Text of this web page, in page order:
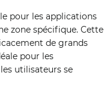
pour les applications
zone spécifique. Cette
de grands
pour les
utilisateurs se